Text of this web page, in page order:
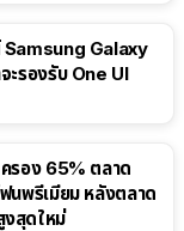
Galaxy
ะรองรับ One UI
รอง 65% ตลาด
นพรีเมียม หลังตลาด
งสุดใหม่